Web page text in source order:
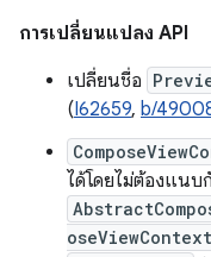
การเปลี่ยนแปลง API
เปลี่ยนชื่อ
(I62659, b/
ได้โดยไม่ต้องแนบ